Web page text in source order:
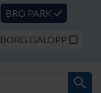
BRO PARK
GALOPP
search